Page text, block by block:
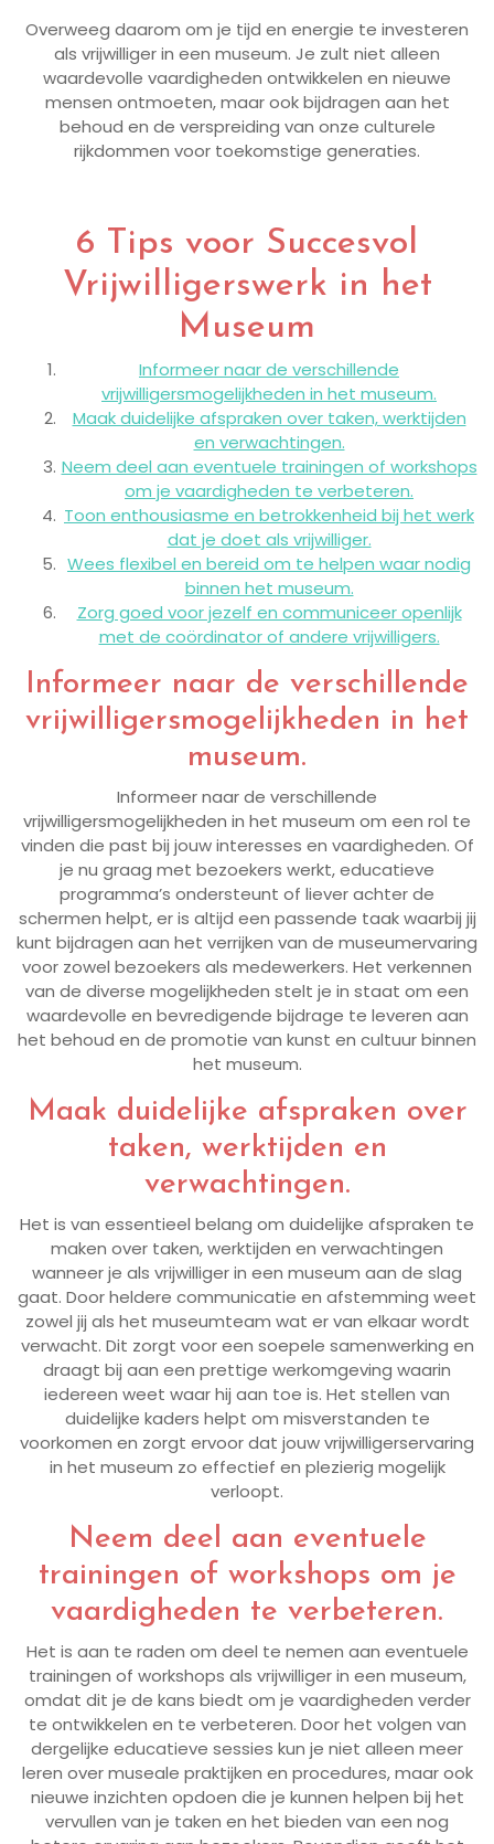
Overweeg daarom om je tijd en energie te investeren
als vrijwilliger in een museum. Je zult niet alleen
waardevolle vaardigheden ontwikkelen en nieuwe
mensen ontmoeten, maar ook bijdragen aan het
behoud en de verspreiding van onze culturele
rijkdommen voor toekomstige generaties.
6 Tips voor Succesvol
Vrijwilligerswerk in het
Museum
Informeer naar de verschillende
vrijwilligersmogelijkheden in het museum.
Maak duidelijke afspraken over taken, werktijden
en verwachtingen.
Neem deel aan eventuele trainingen of workshops
om je vaardigheden te verbeteren.
Toon enthousiasme en betrokkenheid bij het werk
dat je doet als vrijwilliger.
Wees flexibel en bereid om te helpen waar nodig
binnen het museum.
Zorg goed voor jezelf en communiceer openlijk
met de coördinator of andere vrijwilligers.
Informeer naar de verschillende
vrijwilligersmogelijkheden in het
museum.
Informeer naar de verschillende
vrijwilligersmogelijkheden in het museum om een rol te
vinden die past bij jouw interesses en vaardigheden. Of
je nu graag met bezoekers werkt, educatieve
programma’s ondersteunt of liever achter de
schermen helpt, er is altijd een passende taak waarbij jij
kunt bijdragen aan het verrijken van de museumervaring
voor zowel bezoekers als medewerkers. Het verkennen
van de diverse mogelijkheden stelt je in staat om een
waardevolle en bevredigende bijdrage te leveren aan
het behoud en de promotie van kunst en cultuur binnen
het museum.
Maak duidelijke afspraken over
taken, werktijden en
verwachtingen.
Het is van essentieel belang om duidelijke afspraken te
maken over taken, werktijden en verwachtingen
wanneer je als vrijwilliger in een museum aan de slag
gaat. Door heldere communicatie en afstemming weet
zowel jij als het museumteam wat er van elkaar wordt
verwacht. Dit zorgt voor een soepele samenwerking en
draagt bij aan een prettige werkomgeving waarin
iedereen weet waar hij aan toe is. Het stellen van
duidelijke kaders helpt om misverstanden te
voorkomen en zorgt ervoor dat jouw vrijwilligerservaring
in het museum zo effectief en plezierig mogelijk
verloopt.
Neem deel aan eventuele
trainingen of workshops om je
vaardigheden te verbeteren.
Het is aan te raden om deel te nemen aan eventuele
trainingen of workshops als vrijwilliger in een museum,
omdat dit je de kans biedt om je vaardigheden verder
te ontwikkelen en te verbeteren. Door het volgen van
dergelijke educatieve sessies kun je niet alleen meer
leren over museale praktijken en procedures, maar ook
nieuwe inzichten opdoen die je kunnen helpen bij het
vervullen van je taken en het bieden van een nog